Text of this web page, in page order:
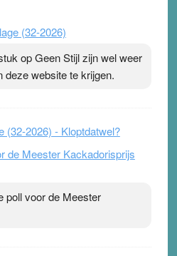
hun hartslag te verlagen
Daarop heeft zo’n
zijn. Door…Lees meer
›[...]
(32-2026)
op Geen Stijl zijn wel weer
website te krijgen.
(32-2026) - Kloptdatwel?
de Meester Kackadorisprijs
voor de Meester